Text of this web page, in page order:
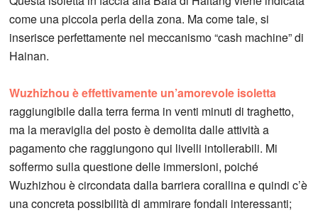
come una piccola perla della zona. Ma come tale, si
inserisce perfettamente nel meccanismo “cash machine” di
Hainan.
Wuzhizhou è effettivamente un’amorevole isoletta
raggiungibile dalla terra ferma in venti minuti di traghetto,
ma la meraviglia del posto è demolita dalle attività a
pagamento che raggiungono qui livelli intollerabili. Mi
soffermo sulla questione delle immersioni, poiché
Wuzhizhou è circondata dalla barriera corallina e quindi c’è
una concreta possibilità di ammirare fondali interessanti;